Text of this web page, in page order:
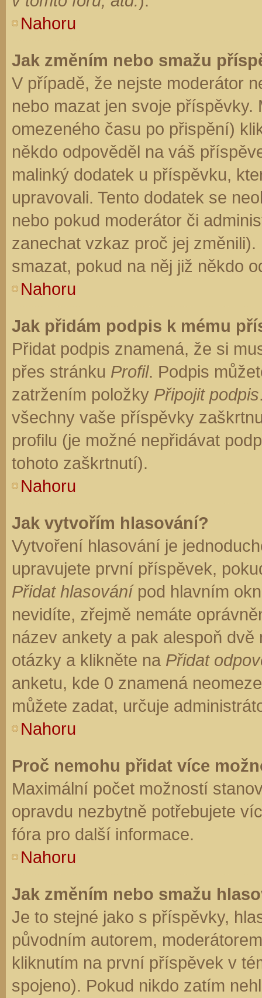
Nahoru
Jak změním nebo smažu
V případě, že nejste moderátor
nebo mazat jen svoje
omezeného času po přispění)
někdo odpověděl na váš
malinký dodatek u příspěvku,
upravovali. Tento dodatek se
nebo pokud moderátor či
zanechat vzkaz proč jej
smazat, pokud na něj již někdo
Nahoru
Jak přidám podpis k mému
Přidat podpis znamená, že si
přes stránku Profil. Podpis
zatržením položky Připojit podpis
všechny vaše příspěvky
profilu (je možné nepřidávat
tohoto zaškrtnutí).
Nahoru
Jak vytvořím hlasování?
Vytvoření hlasování je
upravujete první příspěvek,
Přidat hlasovánípod hlavním
nevidíte, zřejmě nemáte
název ankety a pak alespoň
otázky a klikněte na Přidat
anketu, kde 0 znamená
můžete zadat, určuje
Nahoru
Proč nemohu přidat více
Maximální počet možností
opravdu nezbytně potřebujete
fóra pro další informace.
Nahoru
Jak změním nebo smažu
Je to stejné jako s příspěvky,
původním autorem,
kliknutím na první příspěvek v
spojeno). Pokud nikdo zatím